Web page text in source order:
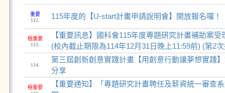
重要
112.
115年度的【U-start計畫申請說明會】開放報名囉！
極重要
113.
【重要訊息】國科會115年度專題研究計畫補助案
(校內截止期限為114年12月31日晚上11:59前) (第2
114.
第三屆創新創意實踐計畫【用創意行動讓夢想實踐
分享
極重要
【重要通知】「專題研究計畫聘任及薪資統一審查